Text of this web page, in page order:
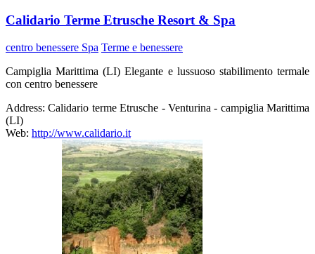
Calidario Terme Etrusche Resort & Spa
centro benessere Spa Terme e benessere
Campiglia Marittima (LI) Elegante e lussuoso stabilimento termale
con centro benessere
Address: Calidario terme Etrusche - Venturina - campiglia Marittima
(LI)
Web: http://www.calidario.it